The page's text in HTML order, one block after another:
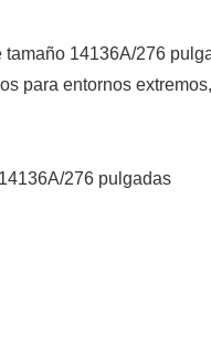
14136A/276
para entornos